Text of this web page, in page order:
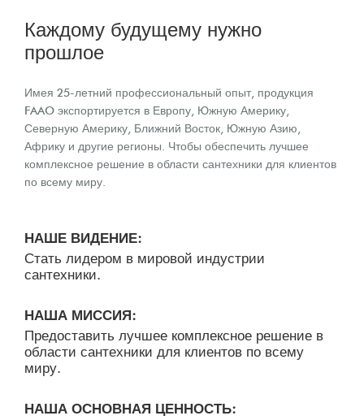
Каждому будущему нужно
прошлое
Имея 25-летний профессиональный опыт, продукция
FAAO экспортируется в Европу, Южную Америку,
Северную Америку, Ближний Восток, Южную Азию,
Африку и другие регионы. Чтобы обеспечить лучшее
комплексное решение в области сантехники для клиентов
по всему миру.
НАШЕ ВИДЕНИЕ:
Стать лидером в мировой индустрии
сантехники.
НАША МИССИЯ:
Предоставить лучшее комплексное решение в
области сантехники для клиентов по всему
миру.
НАША ОСНОВНАЯ ЦЕННОСТЬ: